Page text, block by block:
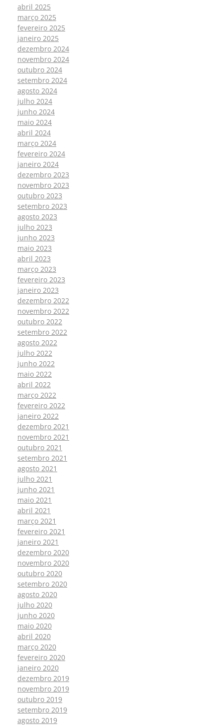
abril 2025
março 2025
fevereiro 2025
janeiro 2025
dezembro 2024
novembro 2024
outubro 2024
setembro 2024
agosto 2024
julho 2024
junho 2024
maio 2024
abril 2024
março 2024
fevereiro 2024
janeiro 2024
dezembro 2023
novembro 2023
outubro 2023
setembro 2023
agosto 2023
julho 2023
junho 2023
maio 2023
abril 2023
março 2023
fevereiro 2023
janeiro 2023
dezembro 2022
novembro 2022
outubro 2022
setembro 2022
agosto 2022
julho 2022
junho 2022
maio 2022
abril 2022
março 2022
fevereiro 2022
janeiro 2022
dezembro 2021
novembro 2021
outubro 2021
setembro 2021
agosto 2021
julho 2021
junho 2021
maio 2021
abril 2021
março 2021
fevereiro 2021
janeiro 2021
dezembro 2020
novembro 2020
outubro 2020
setembro 2020
agosto 2020
julho 2020
junho 2020
maio 2020
abril 2020
março 2020
fevereiro 2020
janeiro 2020
dezembro 2019
novembro 2019
outubro 2019
setembro 2019
agosto 2019